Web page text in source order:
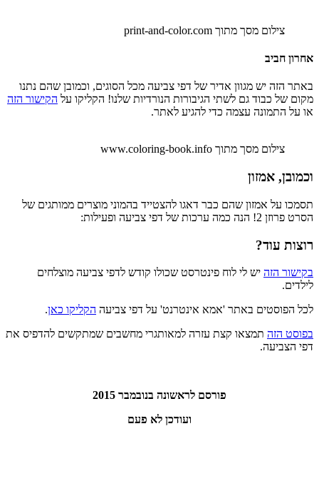
צילום מסך מתוך print-and-color.com
אחרון חביב
באתר הזה יש מגוון אדיר של דפי צביעה מכל הסוגים, וכמובן שהם נתנו
מקום של כבוד גם לשתי הגיבורות הנורדיות שלנו! הקליקו על הקישור הזה
או על התמונה עצמה כדי להגיע לאתר.
צילום מסך מתוך www.coloring-book.info
וכמובן, אמזון
תסמכו על אמזון שהם כבר דאגו להצטייד בהמוני מוצרים ממותגים של
הסרט פרוזן 2! הנה כמה ערכות של דפי צביעה ופעילות:
רוצות עוד?
בקישור הזה יש לי לוח פינטרסט שכולו קודש לדפי צביעה מוצלחים
לילדים.
לכל הפוסטים באתר 'אמא אינטרנט' על דפי צביעה הקליקו כאן.
בפוסט הזה תמצאו קצת עזרה למאותגרי מחשבים שמתקשים להדפיס את
דפי הצביעה.
פורסם לראשונה בנובמבר 2015
ועודכן לא פעם